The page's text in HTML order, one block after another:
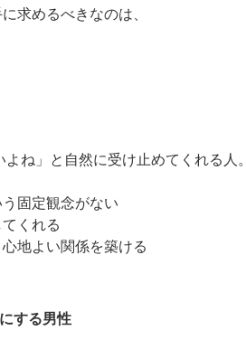
求めるべきなのは、
ね」と自然に受け止めてくれる人。
固定観念がない
てくれる
地よい関係を築ける
する男性